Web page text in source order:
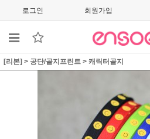
로그인 회원가입
[리본] > 공단/골지프린트 > 캐릭터골지